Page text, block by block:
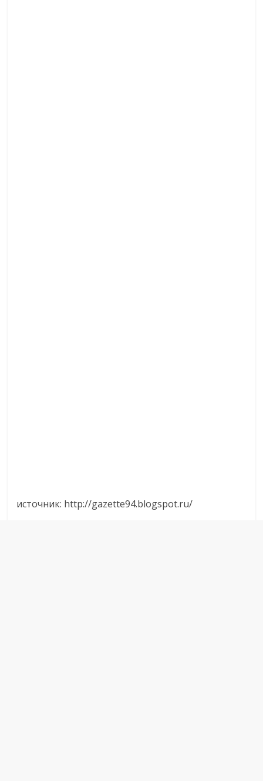
источник: http://gazette94.blogspot.ru/